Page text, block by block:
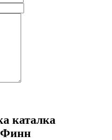
каталка
Финн